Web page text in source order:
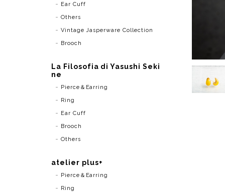
Ear Cuff
Others
Vintage Jasperware Collection
Brooch
La Filosofia di Yasushi Seki
ne
Pierce＆Earring
Ring
Ear Cuff
Brooch
Others
atelier plus+
Pierce＆Earring
Ring